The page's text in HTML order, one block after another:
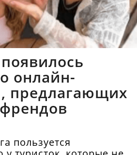
онлайн-
предлагающих
пользуется